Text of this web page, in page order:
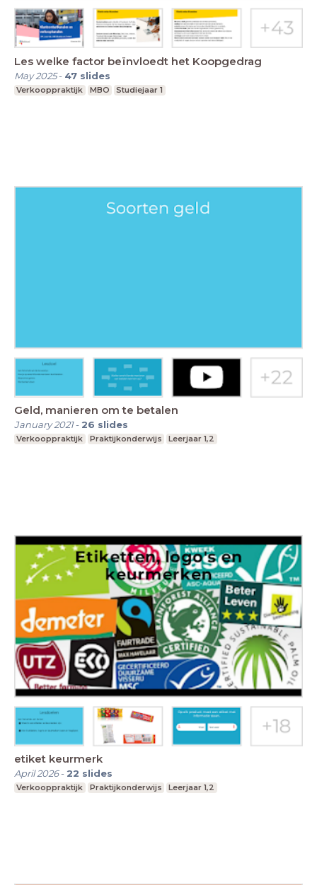
Les welke factor beïnvloedt het Koopgedrag
May 2025- 47 slides
Verkooppraktijk MBO Studiejaar 1
Geld, manieren om te betalen
January 2021- 26 slides
Verkooppraktijk Praktijkonderwijs Leerjaar 1,2
etiket keurmerk
April 2026- 22 slides
Verkooppraktijk Praktijkonderwijs Leerjaar 1,2